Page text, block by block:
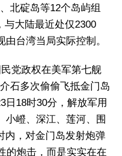
北碇岛等12个岛屿组
与大陆最近处仅2300
台湾当局实际控制。
党政权在美军第七舰
石多次偷偷飞抵金门岛
日18时30分，解放军用
小嶝、深江、莲河、围
内，对金门岛发射炮弹
的炮击，而是实实在在